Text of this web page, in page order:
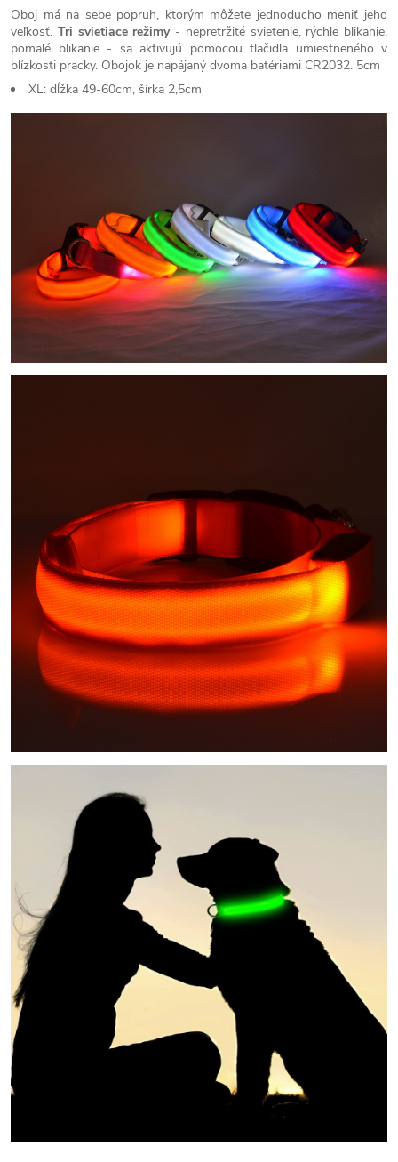
Oboj má na sebe popruh, ktorým môžete jednoducho meniť jeho
veľkosť. Tri svietiace režimy- nepretržité svietenie, rýchle blikanie,
pomalé blikanie - sa aktivujú pomocou tlačidla umiestneného v
blízkosti pracky. Obojok je napájaný dvoma batériami CR2032. 5cm
XL: dĺžka 49-60cm, šírka 2,5cm